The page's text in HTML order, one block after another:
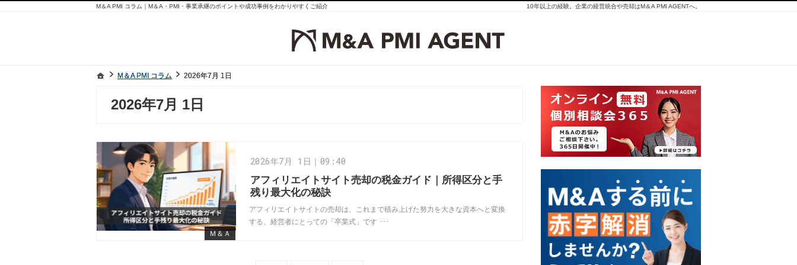
ホームM＆A PMI コラム 2026年7月 1日
2026年7月 1日
10年以上の経験。企業の経営統合や売却はM＆A PMI AGENTへ。
M＆A PMI コラム｜M＆A・PMI・事業承継のポイントや成功事例をわかりやすくご紹介
Ｍ＆Ａ
2026年7月 1日｜09:40
アフィリエイトサイト売却の税金ガイド｜所得区分と手
残り最大化の秘訣
アフィリエイトサイトの売却は、これまで積み上げた努力を大きな資本へと変換
する、経営者にとっての「卒業式」です ･･･
ホームM＆A PMI コラム 2026年7月 1日